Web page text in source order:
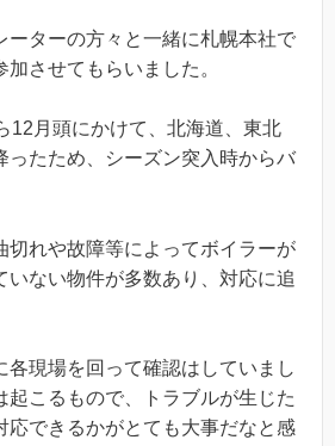
ーターの方々と一緒に札幌本社で
させてもらいました。
12月頭にかけて、北海道、東北
ったため、シーズン突入時からバ
切れや故障等によってボイラーが
いない物件が多数あり、対応に追
各現場を回って確認はしていまし
起こるもので、トラブルが生じた
応できるかがとても大事だなと感